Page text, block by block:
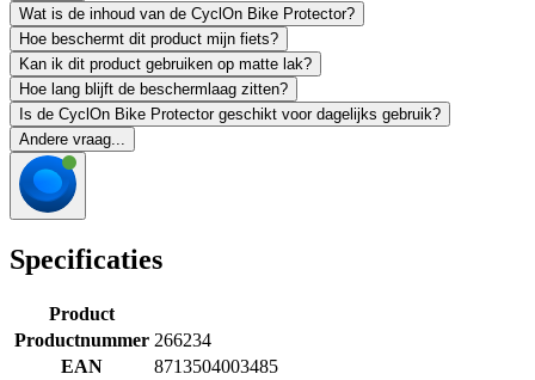
Wat is de inhoud van de CyclOn Bike Protector?
Hoe beschermt dit product mijn fiets?
Kan ik dit product gebruiken op matte lak?
Hoe lang blijft de beschermlaag zitten?
Is de CyclOn Bike Protector geschikt voor dagelijks gebruik?
Andere vraag...
Specificaties
Product
Productnummer 266234
EAN
8713504003485